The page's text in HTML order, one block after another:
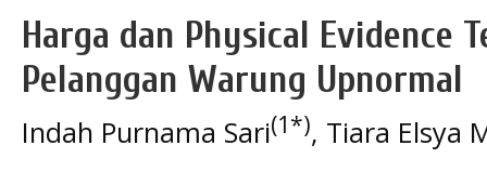
Harga dan Physical Evidence
Pelanggan Warung Upnormal
Indah Purnama Sari(1*), Tiara Elsya